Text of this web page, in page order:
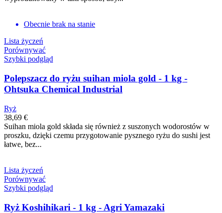
Obecnie brak na stanie
Lista życzeń
Porównywać
Szybki podgląd
Polepszacz do ryżu suihan miola gold - 1 kg -
Ohtsuka Chemical Industrial
Ryż
38,69 €
Suihan miola gold składa się również z suszonych wodorostów w
proszku, dzięki czemu przygotowanie pysznego ryżu do sushi jest
łatwe, bez...
Lista życzeń
Porównywać
Szybki podgląd
Ryż Koshihikari - 1 kg - Agri Yamazaki